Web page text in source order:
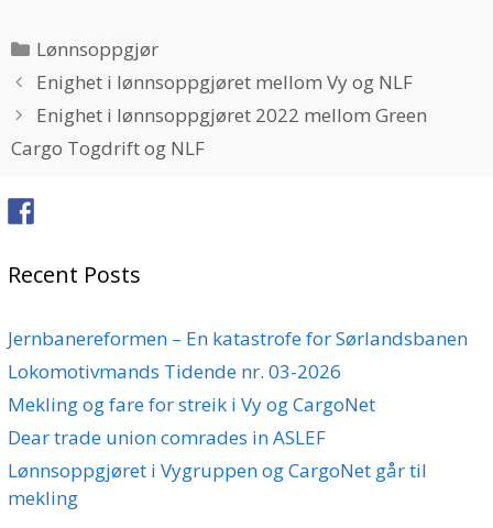
Categories
Lønnsoppgjør
Enighet i lønnsoppgjøret mellom Vy og NLF
Enighet i lønnsoppgjøret 2022 mellom Green
Cargo Togdrift og NLF
Recent Posts
Jernbanereformen – En katastrofe for Sørlandsbanen
Lokomotivmands Tidende nr. 03-2026
Mekling og fare for streik i Vy og CargoNet
Dear trade union comrades in ASLEF
Lønnsoppgjøret i Vygruppen og CargoNet går til
mekling